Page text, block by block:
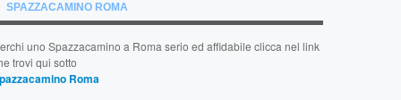
SPAZZACAMINO ROMA
uno Spazzacamino a Roma serio ed affidabile clicca nel link
trovi qui sotto
Roma